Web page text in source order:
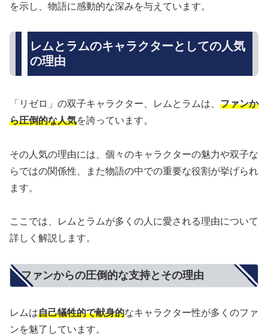
を示し、物語に感動的な深みを与えています。
レムとラムのキャラクターとしての人気
の理由
「リゼロ」の双子キャラクター、レムとラムは、 ファンか
ら圧倒的な人気を誇っています。
その人気の理由には、個々のキャラクターの魅力や双子な
らではの関係性、また物語の中での重要な役割が挙げられ
ます。
ここでは、レムとラムが多くの人に愛される理由について
詳しく解説します。
ファンからの圧倒的な支持とその理由
レムは自己犠牲的で献身的なキャラクター性が多くのファ
ンを魅了しています。